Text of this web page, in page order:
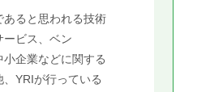
あると思われる技術
ービス、ベン
小企業などに関する
、YRIが行っている